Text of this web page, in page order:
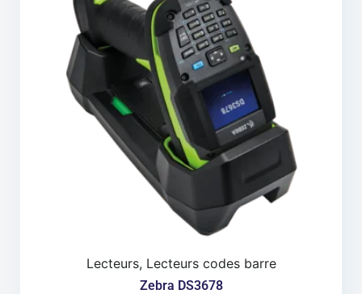
Lecteurs, Lecteurs codes barre
Zebra DS3678